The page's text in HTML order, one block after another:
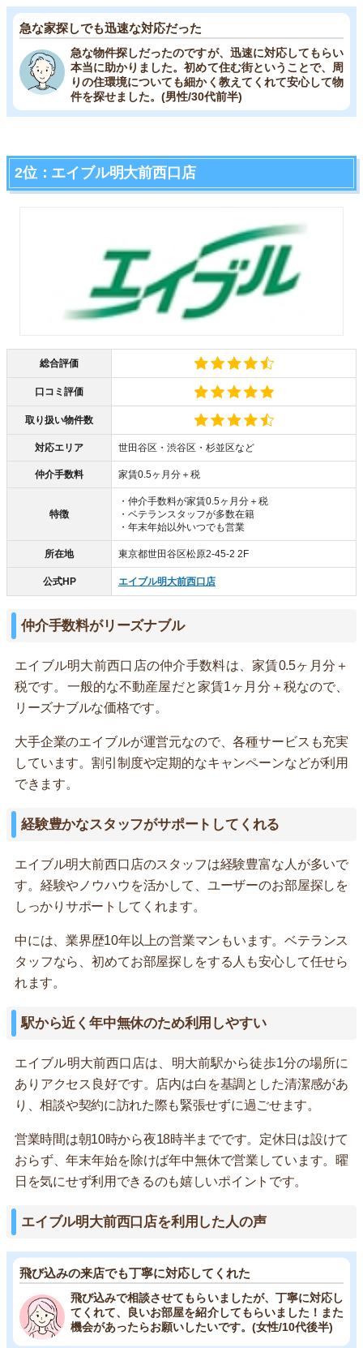
急な家探しでも迅速な対応だった
急な物件探しだったのですが、迅速に対応してもらい
本当に助かりました。初めて住む街ということで、周
りの住環境についても細かく教えてくれて安心して物
件を探せました。(男性/30代前半)
2位：エイブル明大前西口店
総合評価
口コミ評価
取り扱い物件数
対応エリア 世田谷区・渋谷区・杉並区など
仲介手数料 家賃0.5ヶ月分＋税
特徴
・仲介手数料が家賃0.5ヶ月分＋税
・ベテランスタッフが多数在籍
・年末年始以外いつでも営業
所在地 東京都世田谷区松原2-45-2 2F
公式HP エイブル明大前西口店
仲介手数料がリーズナブル
エイブル明大前西口店の仲介手数料は、家賃0.5ヶ月分＋
税です。一般的な不動産屋だと家賃1ヶ月分＋税なので、
リーズナブルな価格です。
大手企業のエイブルが運営元なので、各種サービスも充実
しています。割引制度や定期的なキャンペーンなどが利用
できます。
経験豊かなスタッフがサポートしてくれる
エイブル明大前西口店のスタッフは経験豊富な人が多いで
す。経験やノウハウを活かして、ユーザーのお部屋探しを
しっかりサポートしてくれます。
中には、業界歴10年以上の営業マンもいます。ベテランス
タッフなら、初めてお部屋探しをする人も安心して任せら
れます。
駅から近く年中無休のため利用しやすい
エイブル明大前西口店は、明大前駅から徒歩1分の場所に
ありアクセス良好です。店内は白を基調とした清潔感があ
り、相談や契約に訪れた際も緊張せずに過ごせます。
営業時間は朝10時から夜18時半までです。定休日は設けて
おらず、年末年始を除けば年中無休で営業しています。曜
日を気にせず利用できるのも嬉しいポイントです。
エイブル明大前西口店を利用した人の声
飛び込みの来店でも丁寧に対応してくれた
飛び込みで相談させてもらいましたが、丁寧に対応し
てくれて、良いお部屋を紹介してもらいました！また
機会があったらお願いしたいです。(女性/10代後半)